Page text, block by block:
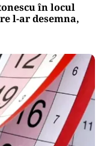
în locul
l-ar desemna,